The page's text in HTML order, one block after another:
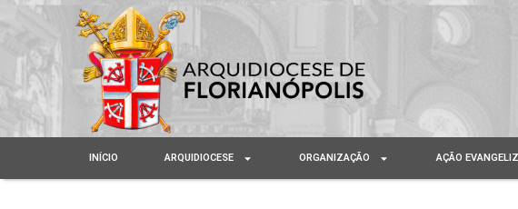
INÍCIO ARQUIDIOCESE ORGANIZAÇÃO AÇÃO